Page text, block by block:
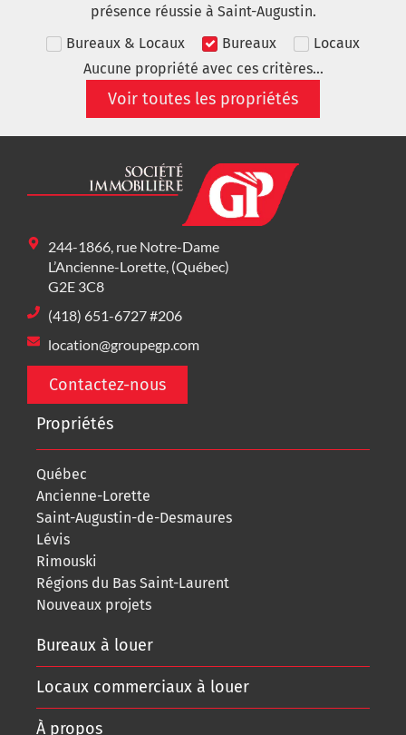
présence réussie à Saint-Augustin.
Bureaux & Locaux
Bureaux
Locaux
Aucune propriété avec ces critères...
Voir toutes les propriétés
244-1866, rue Notre-Dame
L’Ancienne-Lorette, (Québec)
G2E 3C8
(418) 651-6727 #206
location@groupegp.com
Contactez-nous
Propriétés
Québec
Ancienne-Lorette
Saint-Augustin-de-Desmaures
Lévis
Rimouski
Régions du Bas Saint-Laurent
Nouveaux projets
Bureaux à louer
Locaux commerciaux à louer
À propos